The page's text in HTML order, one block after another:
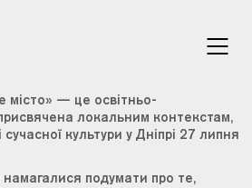
місто» — це освітньо-
локальним контекстам,
культури у Дніпрі 27 липня
подумати про те,